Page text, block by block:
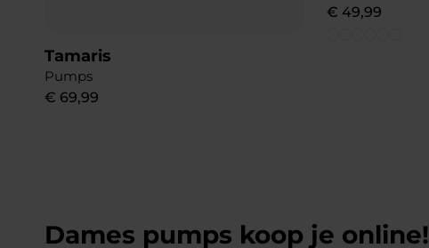
Tamaris
Pumps
€ 69,99
€ 49,99
Dames pumps koop je online!